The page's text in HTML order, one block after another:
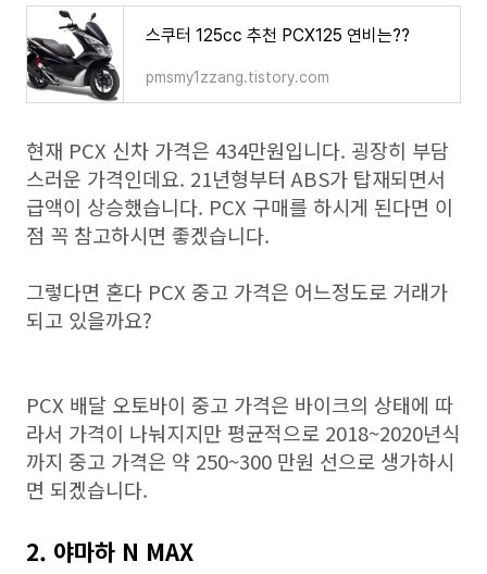
스쿠터 125cc 추천 PCX125 연비는??
pmsmy1zzang.tistory.com
현재 PCX 신차 가격은 434만원입니다. 굉장히 부담
스러운 가격인데요. 21년형부터 ABS가 탑재되면서
급액이 상승했습니다. PCX 구매를 하시게 된다면 이
점 꼭 참고하시면 좋겠습니다.
그렇다면 혼다 PCX 중고 가격은 어느정도로 거래가
되고 있을까요?
PCX 배달 오토바이 중고 가격은 바이크의 상태에 따
라서 가격이 나눠지지만 평균적으로 2018~2020년식
까지 중고 가격은 약 250~300 만원 선으로 생가하시
면 되겠습니다.
2. 야마하 N MAX